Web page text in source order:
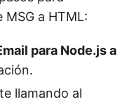
a HTML:
para Node.js a
llamando al